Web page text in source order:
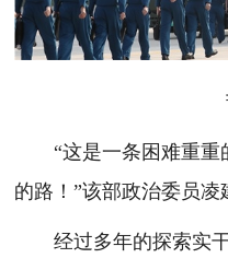
“这是一条困难重重
的路！”该部政治委员凌
经过多年的探索实干